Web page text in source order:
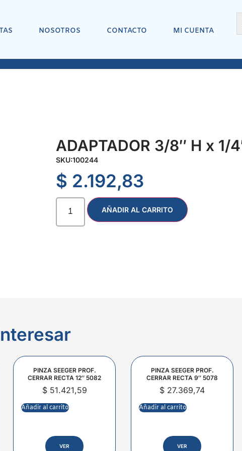
NOSOTROS CONTACTO MI CUENTA
ADAPTADOR 3/8″ H x 1/
SKU:100244
$ 2.192,83
AÑADIR AL CARRITO
PINZA SEEGER PROF.
CERRAR RECTA 12″ 5082
$51.421,59
Añadir al carrito
VER
PINZA SEEGER PROF.
CERRAR RECTA 9″ 5078
$ 27.369,74
Añadir al carrito
VER